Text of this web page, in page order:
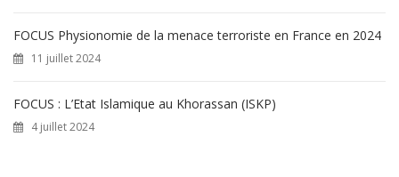
FOCUS Physionomie de la menace terroriste en France en 2024
11 juillet 2024
FOCUS : L’Etat Islamique au Khorassan (ISKP)
4 juillet 2024